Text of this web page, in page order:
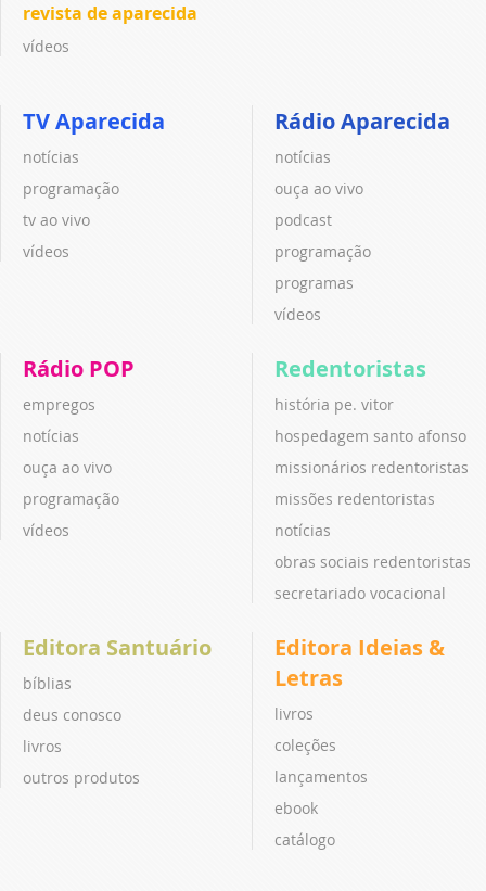
revista de aparecida
vídeos
TV Aparecida
notícias
programação
tv ao vivo
vídeos
Rádio Aparecida
notícias
ouça ao vivo
podcast
programação
programas
vídeos
Rádio POP
empregos
notícias
ouça ao vivo
programação
vídeos
Redentoristas
história pe. vitor
hospedagem santo afonso
missionários redentoristas
missões redentoristas
notícias
obras sociais redentoristas
secretariado vocacional
Editora Santuário
bíblias
deus conosco
livros
outros produtos
Editora Ideias &
Letras
livros
coleções
lançamentos
ebook
catálogo